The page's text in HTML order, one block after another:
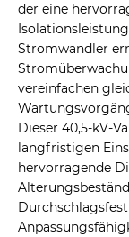
der eine
Stromwandler
vereinfachen
Dieser 40,5-kV-
langfristigen
hervorragende